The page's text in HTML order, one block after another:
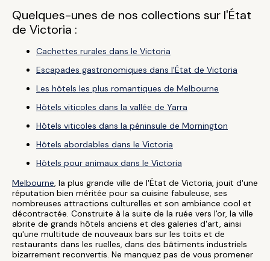
Quelques-unes de nos collections sur l'État
de Victoria :
Cachettes rurales dans le Victoria
Escapades gastronomiques dans l'État de Victoria
Les hôtels les plus romantiques de Melbourne
Hôtels viticoles dans la vallée de Yarra
Hôtels viticoles dans la péninsule de Mornington
Hôtels abordables dans le Victoria
Hôtels pour animaux dans le Victoria
Melbourne, la plus grande ville de l'État de Victoria, jouit d'une
réputation bien méritée pour sa cuisine fabuleuse, ses
nombreuses attractions culturelles et son ambiance cool et
décontractée. Construite à la suite de la ruée vers l'or, la ville
abrite de grands hôtels anciens et des galeries d'art, ainsi
qu'une multitude de nouveaux bars sur les toits et de
restaurants dans les ruelles, dans des bâtiments industriels
bizarrement reconvertis. Ne manquez pas de vous promener